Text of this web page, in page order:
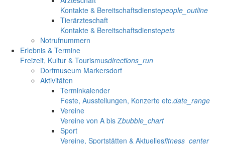
Kontakte & Bereitschaftsdienstepeople_outline
Tierärzteschaft
Kontakte & Bereitschaftsdienstepets
Notrufnummern
Erlebnis & Termine
Freizeit, Kultur & Tourismusdirections_run
Dorfmuseum Markersdorf
Aktivitäten
Terminkalender
Feste, Ausstellungen, Konzerte etc.date_range
Vereine
Vereine von A bis Zbubble_chart
Sport
Vereine, Sportstätten & Aktuellesfitness_center